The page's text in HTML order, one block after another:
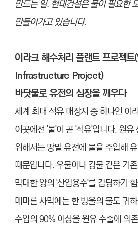
만드는 일. 현대건설은 물이 필요한
만들어가고 있습니다.
이라크 해수처리 플랜트 프로젝
Infrastructure Project)
바닷물로 유전의 심장을 깨우다
세계 최대 석유 매장지 중 하나인 이
이곳에선 '물'이 곧 '석유'입니다. 원유
위해서는 땅밑 유전에 물을 주입해
때문입니다. 우물이나 강물 같은 기
막대한 양의 '산업용수'를 감당하기
메마른 사막에는 한 방울의 물도 귀
수입의 90% 이상을 원유 수출에 의